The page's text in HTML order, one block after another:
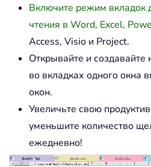
Включите режим вкладок
чтения в Word, Excel,
Access, Visio и Project.
Открывайте и создавайте
во вкладках одного окна
окон.
Увеличьте свою
уменьшите количество
ежедневно!